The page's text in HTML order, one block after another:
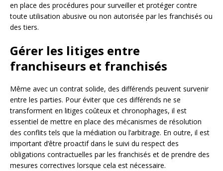
en place des procédures pour surveiller et protéger contre
toute utilisation abusive ou non autorisée par les franchisés ou
des tiers.
Gérer les litiges entre
franchiseurs et franchisés
Même avec un contrat solide, des différends peuvent survenir
entre les parties. Pour éviter que ces différends ne se
transforment en litiges coûteux et chronophages, il est
essentiel de mettre en place des mécanismes de résolution
des conflits tels que la médiation ou l’arbitrage. En outre, il est
important d’être proactif dans le suivi du respect des
obligations contractuelles par les franchisés et de prendre des
mesures correctives lorsque cela est nécessaire.